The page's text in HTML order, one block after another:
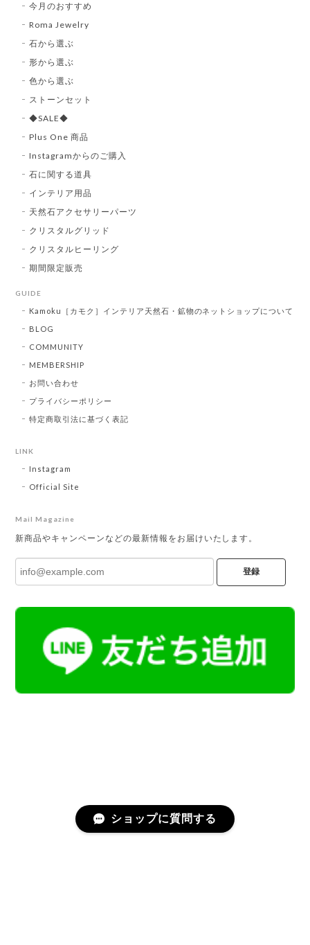
今月のおすすめ
Roma Jewelry
石から選ぶ
形から選ぶ
色から選ぶ
ストーンセット
◆SALE◆
Plus One 商品
Instagramからのご購入
石に関する道具
インテリア用品
天然石アクセサリーパーツ
クリスタルグリッド
クリスタルヒーリング
期間限定販売
GUIDE
Kamoku［カモク］インテリア天然石・鉱物のネットショップについて
BLOG
COMMUNITY
MEMBERSHIP
お問い合わせ
プライバシーポリシー
特定商取引法に基づく表記
LINK
Instagram
Official Site
Mail Magazine
新商品やキャンペーンなどの最新情報をお届けいたします。
登録
ショップに質問する